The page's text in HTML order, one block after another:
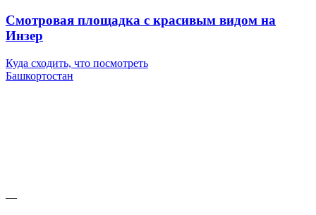
Смотровая площадка с красивым видом на
Инзер
Куда сходить, что посмотреть
Башкортостан
—